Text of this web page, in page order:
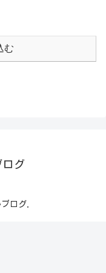
む
ログ
ログ.